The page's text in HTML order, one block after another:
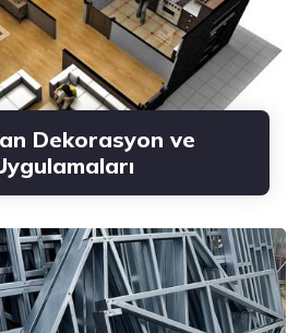
Dekorasyon ve